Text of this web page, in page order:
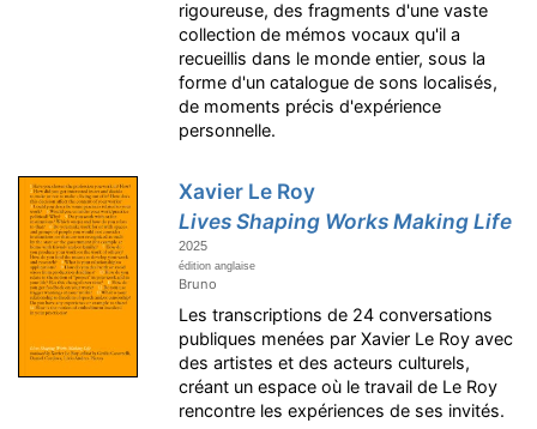
rigoureuse, des fragments d'une vaste
collection de mémos vocaux qu'il a
recueillis dans le monde entier, sous la
forme d'un catalogue de sons localisés,
de moments précis d'expérience
personnelle.
Xavier Le Roy
Lives Shaping Works Making Life
2025
édition anglaise
Bruno
Les transcriptions de 24 conversations
publiques menées par Xavier Le Roy avec
des artistes et des acteurs culturels,
créant un espace où le travail de Le Roy
rencontre les expériences de ses invités.